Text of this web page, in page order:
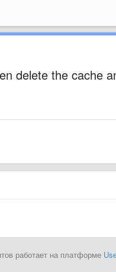
delete the cache
работает на платформе